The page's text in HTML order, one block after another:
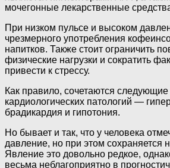
мочегонные лекарственные
При низком пульсе и высоком
чрезмерного употребления
напитков. Также стоит ограничить
физические нагрузки и сократить
привести к стрессу.
Как правило, сочетаются
кардиологических патологий —
брадикардия и гипотония.
Но бывает и так, что у человека
давление, но при этом сохраняется
Явление это довольно редкое,
весьма неблагоприятно в